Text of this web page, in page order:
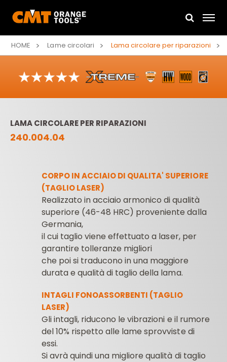
HOME Lame circolari Lama circolare per riparazioni
LAMA CIRCOLARE PER RIPARAZIONI
240.004.04
CORPO IN ACCIAIO DI QUALITA' SUPERIORE
(TAGLIO LASER)
Realizzato in acciaio armonico di qualità
superiore (46-48 HRC) proveniente dalla
Germania,
il cui taglio viene effettuato a laser, per
garantire tolleranze migliori
che poi si traducono in una maggiore
durata e qualità di taglio della lama.
INTAGLI FONOASSORBENTI (TAGLIO
LASER)
Gli intagli, riducono le vibrazioni e il rumore
del 10% rispetto alle lame sprovviste di
essi.
Si avrà quindi una migliore qualità di taglio